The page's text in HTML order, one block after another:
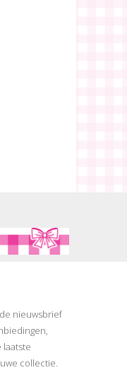
nieuwsbrief
laatste
collectie.